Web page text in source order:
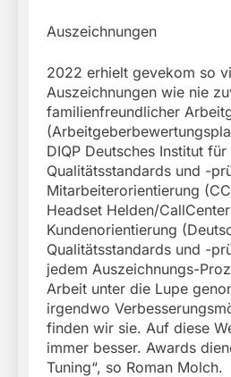
Auszeichnungen
2022 erhielt gevekom so
Auszeichnungen wie nie
familienfreundlicher
DIQP Deutsches Institut für
Qualitätsstandards und -
Mitarbeiterorientierung
Headset Helden/
Kundenorientierung
Qualitätsstandards und -
jedem Auszeichnungs-
Arbeit unter die Lupe
irgendwo
finden wir sie. Auf diese
immer besser. Awards
Tuning“, so Roman Molch.